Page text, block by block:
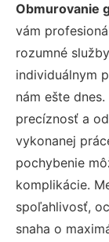
Obmurovanie
vám
rozumné
individuálnym
nám ešte
precíznosť a
vykonanej
pochybenie
komplikácie.
spoľahlivosť,
snaha o